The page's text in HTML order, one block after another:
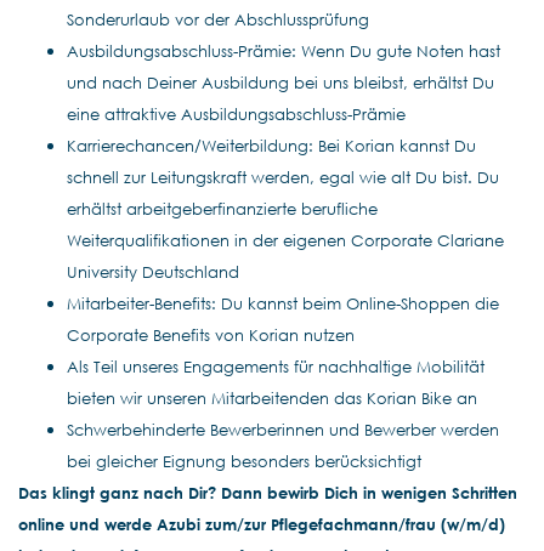
Sonderurlaub vor der Abschlussprüfung
Ausbildungsabschluss-Prämie: Wenn Du gute Noten hast
und nach Deiner Ausbildung bei uns bleibst, erhältst Du
eine attraktive Ausbildungsabschluss-Prämie
Karrierechancen/Weiterbildung: Bei Korian kannst Du
schnell zur Leitungskraft werden, egal wie alt Du bist. Du
erhältst arbeitgeberfinanzierte berufliche
Weiterqualifikationen in der eigenen Corporate Clariane
University Deutschland
Mitarbeiter-Benefits: Du kannst beim Online-Shoppen die
Corporate Benefits von Korian nutzen
Als Teil unseres Engagements für nachhaltige Mobilität
bieten wir unseren Mitarbeitenden das Korian Bike an
Schwerbehinderte Bewerberinnen und Bewerber werden
bei gleicher Eignung besonders berücksichtigt
Das klingt ganz nach Dir? Dann bewirb Dich in wenigen Schritten
online und werde Azubi zum/zur Pflegefachmann/frau (w/m/d)